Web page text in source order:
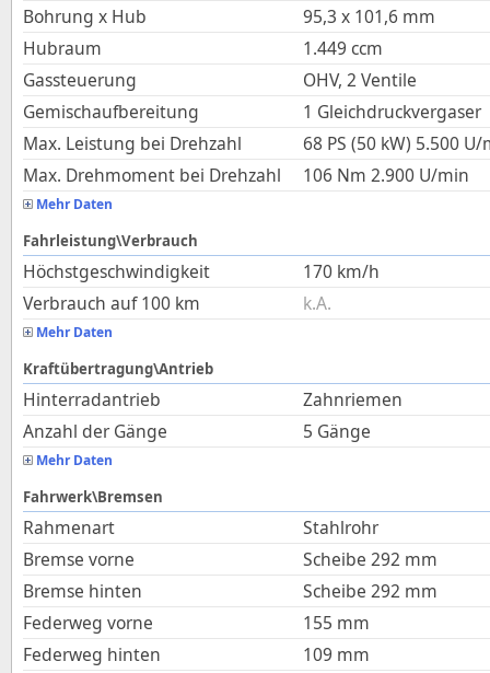
Bohrung x Hub
95,3 x 101,6 mm
Hubraum
1.449 ccm
Gassteuerung
OHV, 2 Ventile
Gemischaufbereitung
1 Gleichdruckvergaser
Max. Leistung bei Drehzahl
68 PS (50 kW) 5.500 U/
Max. Drehmoment bei Drehzahl
106 Nm 2.900 U/min
Mehr Daten
Fahrleistung\Verbrauch
Höchstgeschwindigkeit 170 km/h
Verbrauch auf 100 km
k.A.
Mehr Daten
Kraftübertragung\Antrieb
Hinterradantrieb
Zahnriemen
Anzahl der Gänge
5 Gänge
Mehr Daten
Fahrwerk\Bremsen
Rahmenart
Stahlrohr
Bremse vorne
Scheibe 292 mm
Bremse hinten
Scheibe 292 mm
Federweg vorne
155 mm
Federweg hinten
109 mm